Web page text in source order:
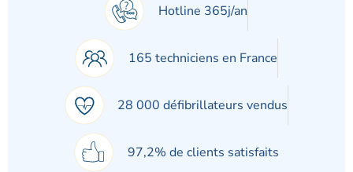
Hotline 365j/an
165 techniciens en France
28 000 défibrillateurs vendus
97,2% de clients satisfaits